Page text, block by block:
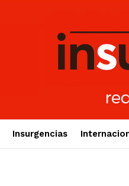
Insurgencias